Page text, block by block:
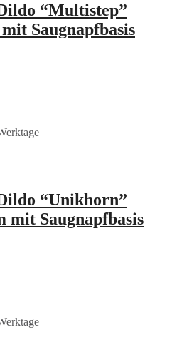
“Multistep”
Saugnapfbasis
“Unikhorn”
mit Saugnapfbasis